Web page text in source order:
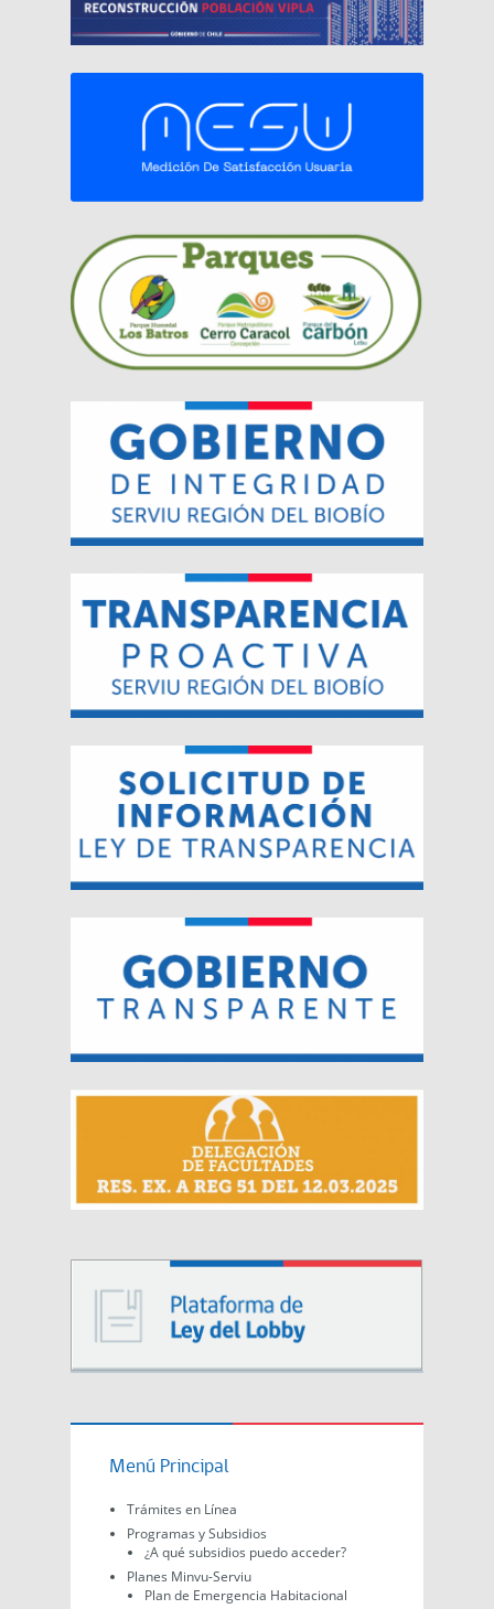
Menú Principal
Trámites en Línea
Programas y Subsidios
¿A qué subsidios puedo acceder?
Planes Minvu-Serviu
Plan de Emergencia Habitacional